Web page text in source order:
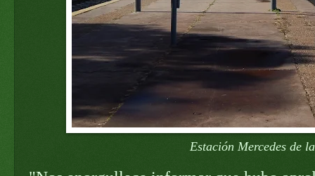
Estación Mercedes de